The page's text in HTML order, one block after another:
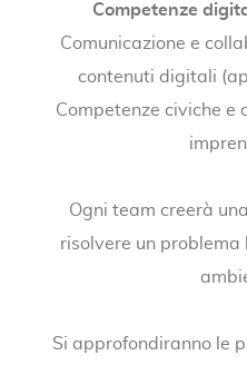
Competenze
Comunicazione e
contenuti digitali
Competenze civiche e
Ogni team creerà
risolvere un
Si approfondiranno le